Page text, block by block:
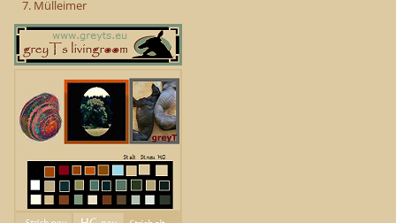
7. Mülleimer